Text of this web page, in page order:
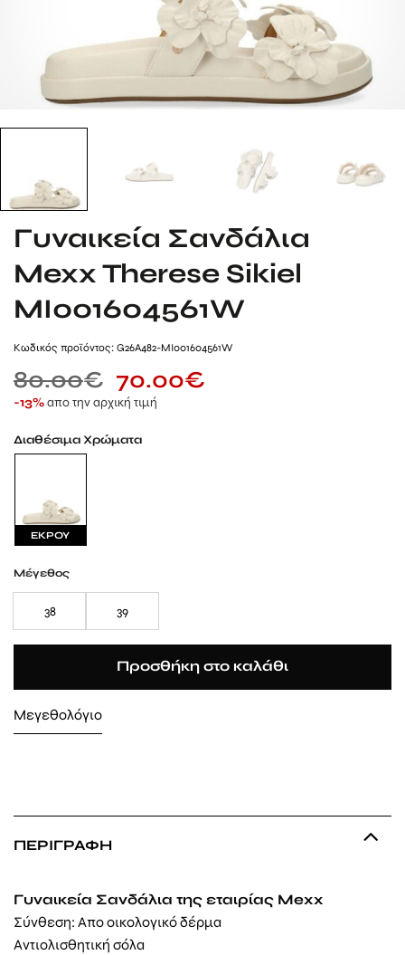
Γυναικεία Σανδάλια
Mexx Therese Sikiel
MI001604561W
Kωδικός προϊόντος: G26A482-MI001604561W
80.00€ 70.00€
-13%απο την αρχική τιμή
Διαθέσιμα Χρώματα
ΕΚΡΟΥ
Μέγεθος
38 39
Προσθήκη στο καλάθι
Μεγεθολόγιο
ΠΕΡΙΓΡΑΦΉ
Γυναικεία Σανδάλια της εταιρίας Mexx
Σύνθεση: Απο οικολογικό δέρμα
Αντιολισθητική σόλα